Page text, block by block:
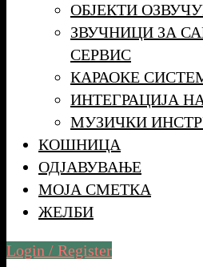
ОБЈЕКТИ
ЗВУЧНИЦИ ЗА
СЕРВИС
КАРАОКЕ
ИНТЕГРАЦИЈА
МУЗИЧКИ
КОШНИЦА
ОДЈАВУВАЊЕ
МОЈА СМЕТКА
ЖЕЛБИ
Login / Register